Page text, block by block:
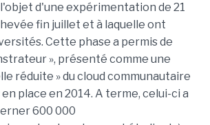
d'une expérimentation de 21
fin juillet et à laquelle ont
Cette phase a permis de
», présenté comme une
réduite » du cloud communautaire
place en 2014. A terme, celui-ci a
600 000